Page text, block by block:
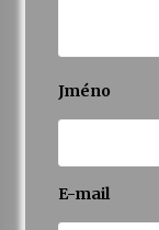
Jméno
E-mail